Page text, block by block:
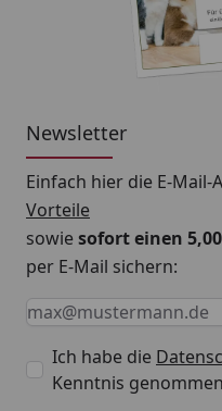
Newsletter
Einfach hier die E-
Vorteile
sowiesofort einen
per E-Mail sichern:
Keine Eingabe
Eingabe erforderlich
E-Mail *
Ich habe die
Kenntnis genommen